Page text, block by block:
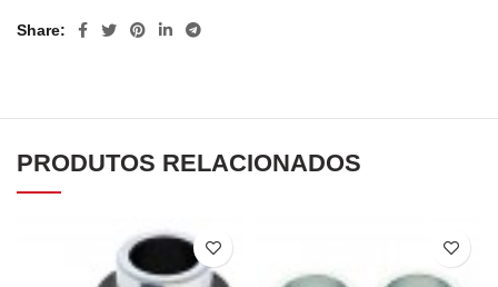
Share
PRODUTOS RELACIONADOS